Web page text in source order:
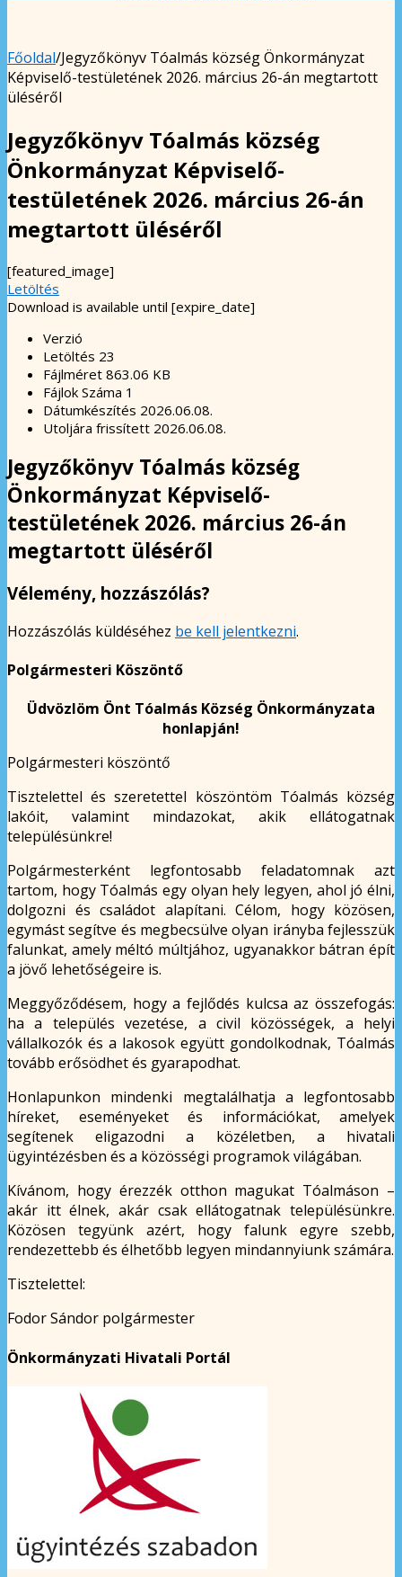
Főoldal/Jegyzőkönyv Tóalmás község Önkormányzat
Képviselő-testületének 2026. március 26-án megtartott
üléséről
Jegyzőkönyv Tóalmás község
Önkormányzat Képviselő-
testületének 2026. március 26-án
megtartott üléséről
[featured_image]
Letöltés
Download is available until [expire_date]
Verzió
Letöltés 23
Fájlméret 863.06 KB
Fájlok Száma 1
Dátumkészítés 2026.06.08.
Utoljára frissített 2026.06.08.
Jegyzőkönyv Tóalmás község
Önkormányzat Képviselő-
testületének 2026. március 26-án
megtartott üléséről
Vélemény, hozzászólás?
Hozzászólás küldéséhez be kell jelentkezni.
Polgármesteri Köszöntő
Üdvözlöm Önt Tóalmás Község Önkormányzata
honlapján!
Polgármesteri köszöntő
Tisztelettel és szeretettel köszöntöm Tóalmás község
lakóit, valamint mindazokat, akik ellátogatnak
településünkre!
Polgármesterként legfontosabb feladatomnak azt
tartom, hogy Tóalmás egy olyan hely legyen, ahol jó élni,
dolgozni és családot alapítani. Célom, hogy közösen,
egymást segítve és megbecsülve olyan irányba fejlesszük
falunkat, amely méltó múltjához, ugyanakkor bátran épít
a jövő lehetőségeire is.
Meggyőződésem, hogy a fejlődés kulcsa az összefogás:
ha a település vezetése, a civil közösségek, a helyi
vállalkozók és a lakosok együtt gondolkodnak, Tóalmás
tovább erősödhet és gyarapodhat.
Honlapunkon mindenki megtalálhatja a legfontosabb
híreket, eseményeket és információkat, amelyek
segítenek eligazodni a közéletben, a hivatali
ügyintézésben és a közösségi programok világában.
Kívánom, hogy érezzék otthon magukat Tóalmáson –
akár itt élnek, akár csak ellátogatnak településünkre.
Közösen tegyünk azért, hogy falunk egyre szebb,
rendezettebb és élhetőbb legyen mindannyiunk számára.
Tisztelettel:
Fodor Sándor polgármester
Önkormányzati Hivatali Portál